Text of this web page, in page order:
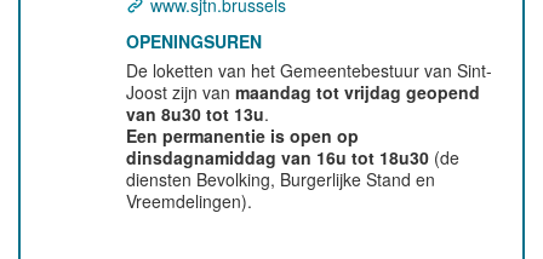
OPENINGSUREN
De loketten van het Gemeentebestuur van Sint-
Joost zijn vanmaandag tot vrijdag geopend
van 8u30 tot 13u.
Een permanentie is open op
dinsdagnamiddag van 16u tot 18u30 (de
diensten Bevolking, Burgerlijke Stand en
Vreemdelingen).